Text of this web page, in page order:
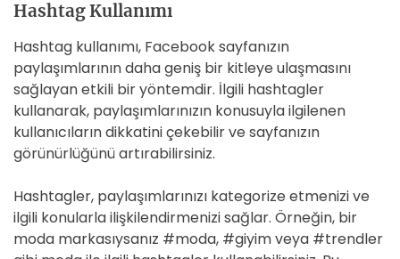
Hashtag Kullanımı
Hashtag kullanımı, Facebook sayfanızın
paylaşımlarının daha geniş bir kitleye ulaşmasını
sağlayan etkili bir yöntemdir. İlgili hashtagler
kullanarak, paylaşımlarınızın konusuyla ilgilenen
kullanıcıların dikkatini çekebilir ve sayfanızın
görünürlüğünü artırabilirsiniz.
Hashtagler, paylaşımlarınızı kategorize etmenizi ve
ilgili konularla ilişkilendirmenizi sağlar. Örneğin, bir
moda markasıysanız #moda, #giyim veya #trendler